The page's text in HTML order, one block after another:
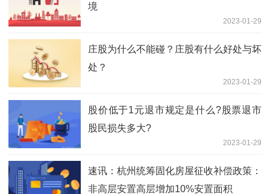
境
2023-01-29
庄股为什么不能碰？庄股有什么好处与坏
处？
2023-01-29
股价低于1元退市规定是什么?股票退市
股民损失多大?
2023-01-29
速讯：杭州统筹固化房屋征收补偿政策：
非高层安置高层增加10%安置面积